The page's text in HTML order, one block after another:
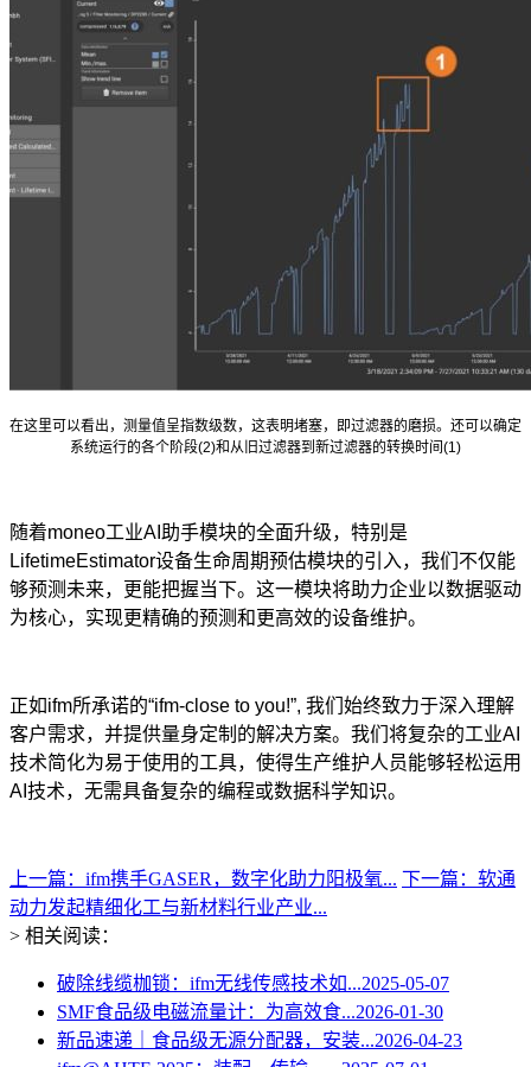
在这里可以看出，测量值呈指数级数，这表明堵塞，即过滤器的磨损。还可以确定
系统运行的各个阶段(2)和从旧过滤器到新过滤器的转换时间(1)
随着moneo工业AI助手模块的全面升级，特别是
LifetimeEstimator设备生命周期预估模块的引入，我们不仅能
够预测未来，更能把握当下。这一模块将助力企业以数据驱动
为核心，实现更精确的预测和更高效的设备维护。
正如ifm所承诺的“ifm-close to you!”, 我们始终致力于深入理解
客户需求，并提供量身定制的解决方案。我们将复杂的工业AI
技术简化为易于使用的工具，使得生产维护人员能够轻松运用
AI技术，无需具备复杂的编程或数据科学知识。
上一篇：ifm携手GASER，数字化助力阳极氧... 下一篇：软通
动力发起精细化工与新材料行业产业...
> 相关阅读：
破除线缆枷锁：ifm无线传感技术如...2025-05-07
SMF食品级电磁流量计：为高效食...2026-01-30
新品速递｜食品级无源分配器，安装...2026-04-23